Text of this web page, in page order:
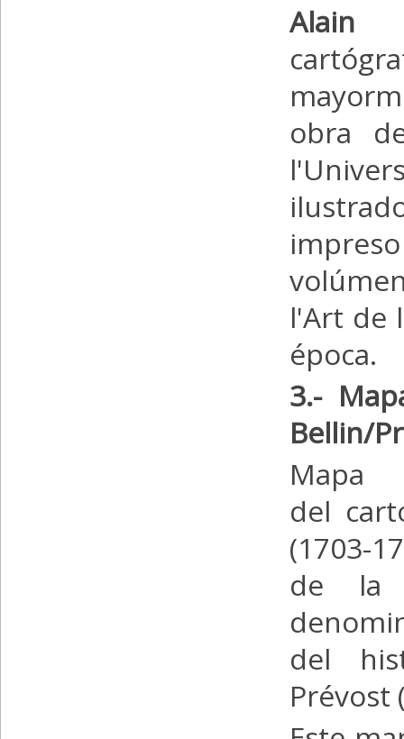
Alain
obra
l'Art de
época.
3.-
Bellin/
del
(1703-
de la
del
Prévost